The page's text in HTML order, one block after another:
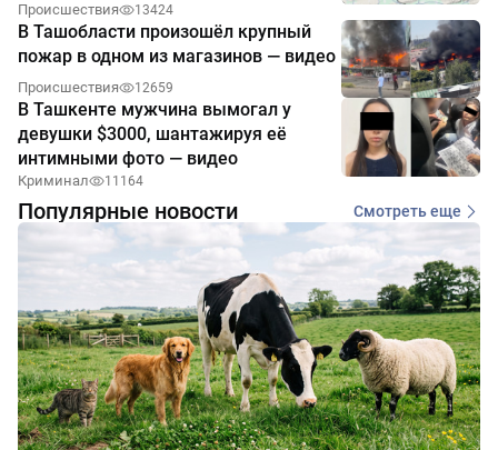
Происшествия 13424
В Ташобласти произошёл крупный
пожар в одном из магазинов — видео
Происшествия 12659
В Ташкенте мужчина вымогал у
девушки $3000, шантажируя её
интимными фото — видео
Криминал 11164
Популярные новости Смотреть еще